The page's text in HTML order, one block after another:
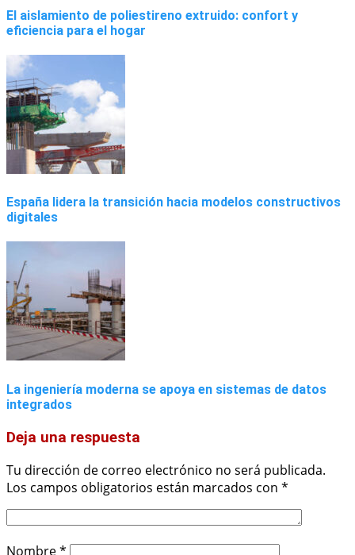
El aislamiento de poliestireno extruido: confort y
eficiencia para el hogar
España lidera la transición hacia modelos constructivos
digitales
La ingeniería moderna se apoya en sistemas de datos
integrados
Deja una respuesta
Tu dirección de correo electrónico no será publicada.
Los campos obligatorios están marcados con *
Nombre*